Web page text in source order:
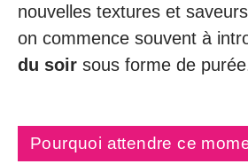
nouvelles textures et
on commence souvent à
du soir sous forme de
Pourquoi attendre ce